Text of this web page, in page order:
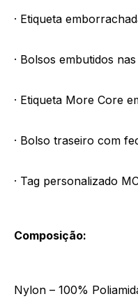
· Etiqueta
· Bolsos embutidos
· Etiqueta More Core
· Bolso traseiro com
· Tag personalizado
Composição:
Nylon – 100%